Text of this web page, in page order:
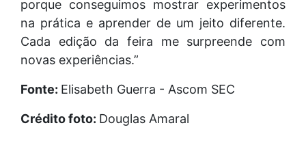
porque conseguimos mostrar experimentos
na prática e aprender de um jeito diferente.
Cada edição da feira me surpreende com
novas experiências.”
Fonte: Elisabeth Guerra - Ascom SEC
Crédito foto: Douglas Amaral